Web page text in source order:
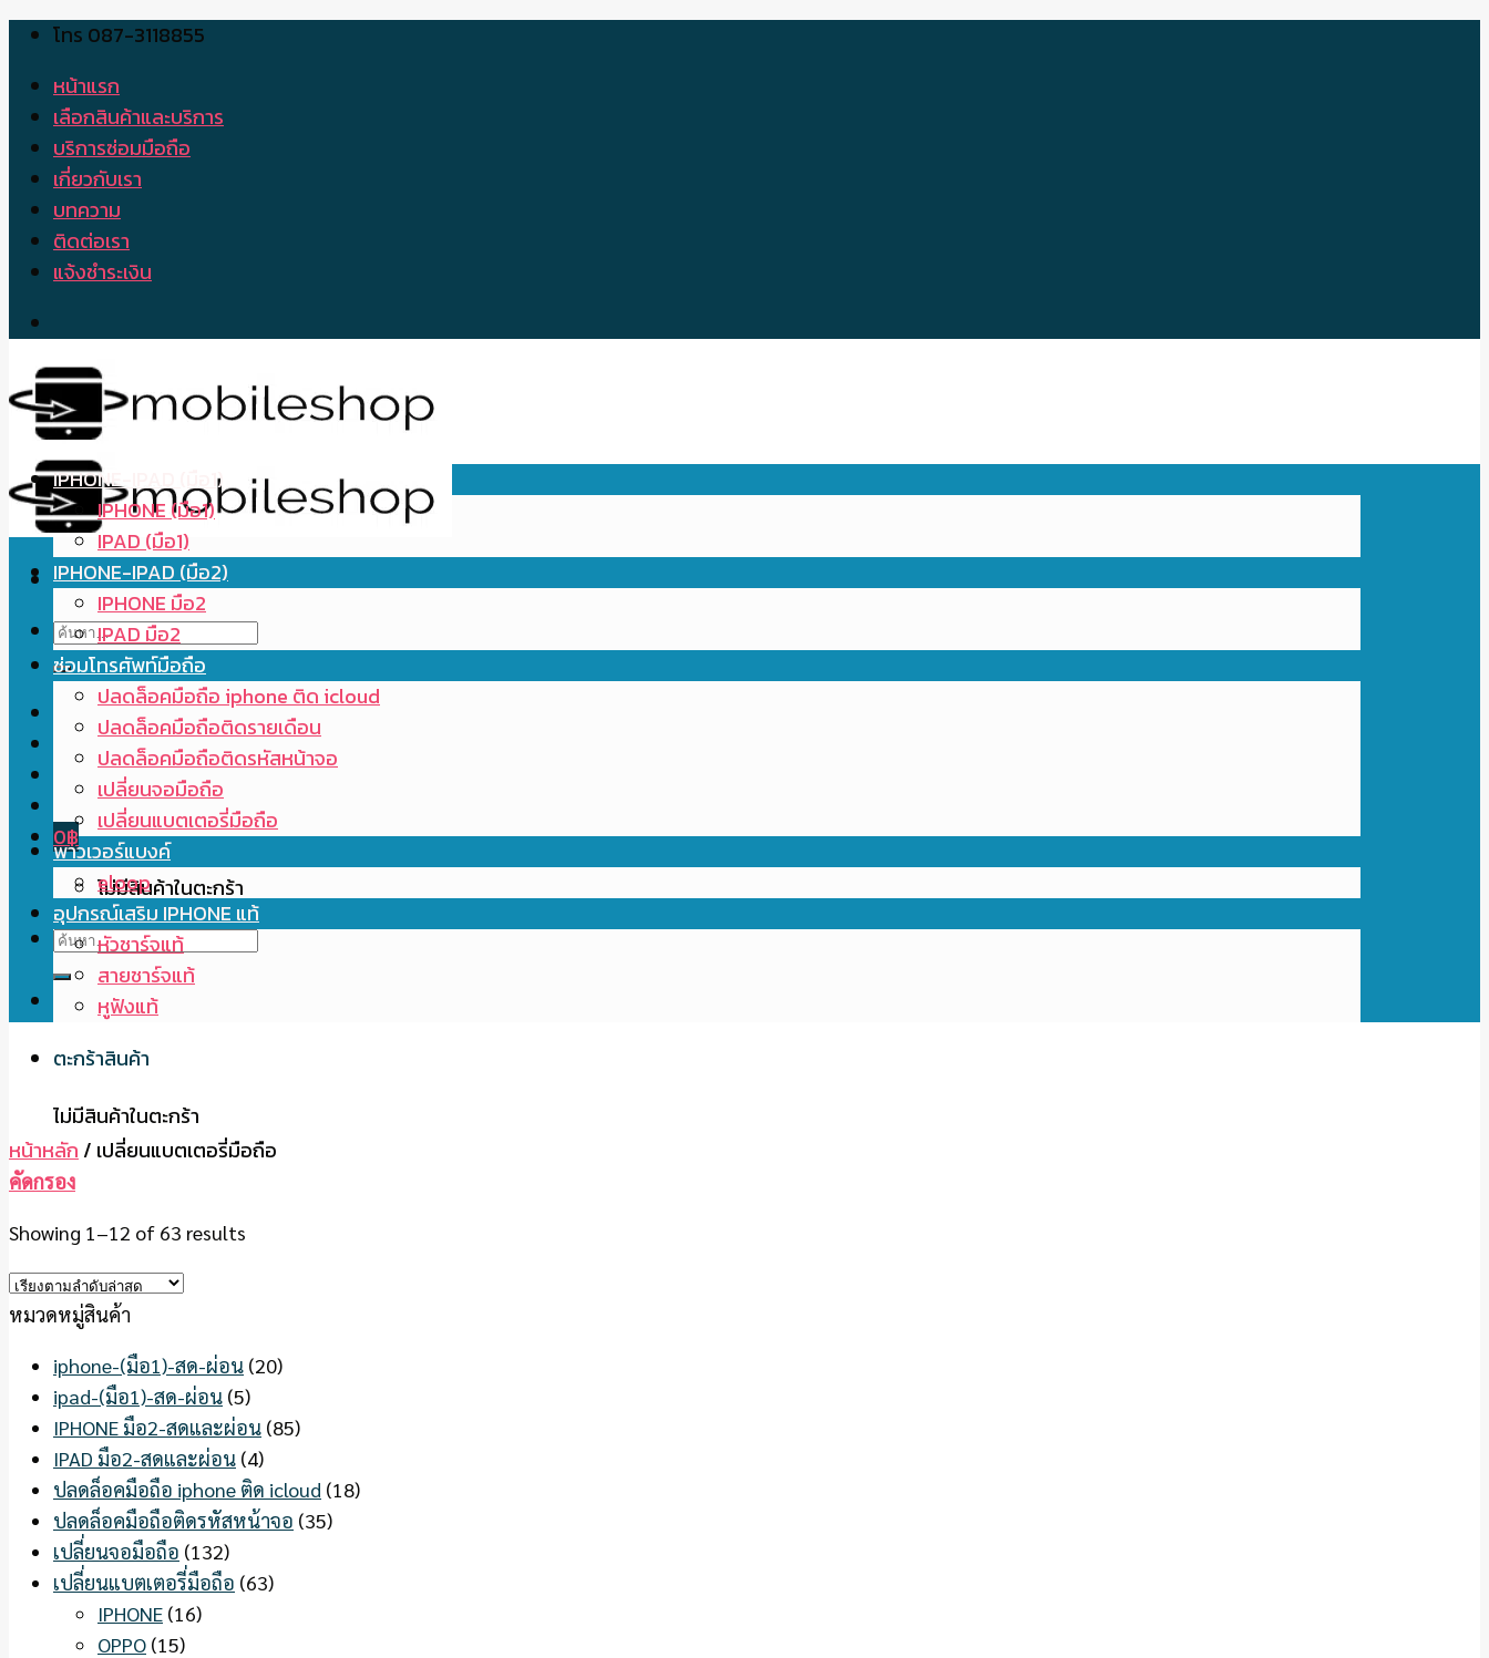
Skip
content
โทร 087-3118855
หน้าแรก
เลือกสินค้าและบริการ
บริการซ่อมมือถือ
เกี่ยวกับเรา
บทความ
ติดต่อเรา
แจ้งชำระเงิน
ค้นหา:
0฿
ไม่มีสินค้าในตะกร้า
ค้นหา:
ตะกร้าสินค้า
ไม่มีสินค้าในตะกร้า
IPHONE-IPAD (มือ1)
IPHONE (มือ1)
IPAD (มือ1)
IPHONE-IPAD (มือ2)
IPHONE มือ2
IPAD มือ2
ซ่อมโทรศัพท์มือถือ
ปลดล็อคมือถือ iphone ติด icloud
ปลดล็อคมือถือติดรายเดือน
ปลดล็อคมือถือติดรหัสหน้าจอ
เปลี่ยนจอมือถือ
เปลี่ยนแบตเตอรี่มือถือ
พาวเวอร์แบงค์
eloop
อุปกรณ์เสริม IPHONE แท้
หัวชาร์จแท้
สายชาร์จแท้
หูฟังแท้
หน้าหลัก / เปลี่ยนแบตเตอรี่มือถือ
คัดกรอง
Showing 1–12 of 63 results
หมวดหมู่สินค้า
iphone-(มือ1)-สด-ผ่อน (20)
ipad-(มือ1)-สด-ผ่อน (5)
IPHONE มือ2-สดและผ่อน (85)
IPAD มือ2-สดและผ่อน (4)
ปลดล็อคมือถือ iphone ติด icloud (18)
ปลดล็อคมือถือติดรหัสหน้าจอ (35)
เปลี่ยนจอมือถือ (132)
เปลี่ยนแบตเตอรี่มือถือ (63)
IPHONE (16)
OPPO (15)